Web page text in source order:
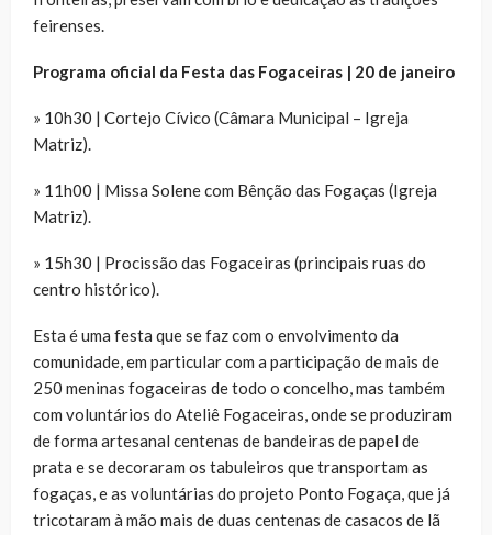
feirenses.
Programa oficial da Festa das Fogaceiras | 20 de janeiro
» 10h30 | Cortejo Cívico (Câmara Municipal – Igreja
Matriz).
» 11h00 | Missa Solene com Bênção das Fogaças (Igreja
Matriz).
» 15h30 | Procissão das Fogaceiras (principais ruas do
centro histórico).
Esta é uma festa que se faz com o envolvimento da
comunidade, em particular com a participação de mais de
250 meninas fogaceiras de todo o concelho, mas também
com voluntários do Ateliê Fogaceiras, onde se produziram
de forma artesanal centenas de bandeiras de papel de
prata e se decoraram os tabuleiros que transportam as
fogaças, e as voluntárias do projeto Ponto Fogaça, que já
tricotaram à mão mais de duas centenas de casacos de lã